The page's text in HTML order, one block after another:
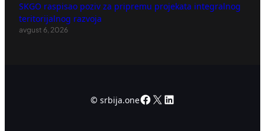
SKGO raspisao poziv za pripremu projekata integralnog
teritorijalnog razvoja
avgust 6, 2026
© srbija.oneFacebook
X LinkedIn